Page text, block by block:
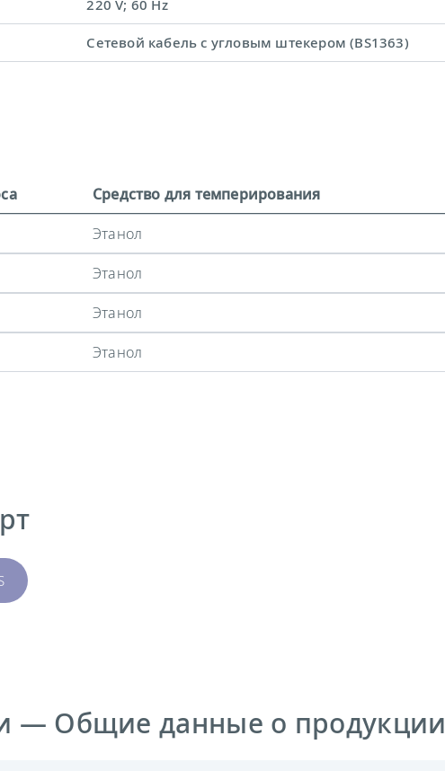
220 V; 60 Hz
Сетевой кабель с угловым штекером (BS1363)
Средство для темперирования
Этанол
Этанол
Этанол
Этанол
— Общие данные о продукции